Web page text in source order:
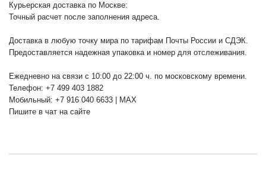
Курьерская доставка по Москве:
Точный расчет после заполнения адреса.
Доставка в любую точку мира по тарифам Почты России и СДЭК.
Предоставляется надежная упаковка и номер для отслеживания.
Ежедневно на связи с 10:00 до 22:00 ч. по московскому времени.
Телефон: +7 499 403 1882
Мобильный: +7 916 040 6633 | MAX
Пишите в чат на сайте